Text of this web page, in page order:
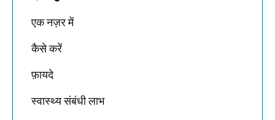
एक नज़र में
कैसे करें
फ़ायदे
स्वास्थ्य संबंधी लाभ